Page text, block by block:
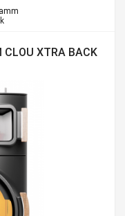
XTRA BACK